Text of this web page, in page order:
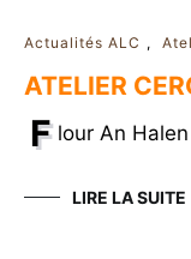
Actualités ALC ,
ATELIER
F lour An
LIRE LA SUITE